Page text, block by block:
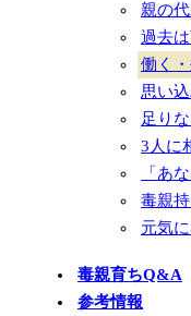
親の
過去
働く
思い
足り
3人に
「あ
毒親
元気
毒親育ちQ&A
参考情報